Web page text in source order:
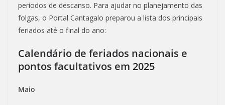
períodos de descanso. Para ajudar no planejamento das
folgas, o Portal Cantagalo preparou a lista dos principais
feriados até o final do ano:
Calendário de feriados nacionais e
pontos facultativos em 2025
Maio